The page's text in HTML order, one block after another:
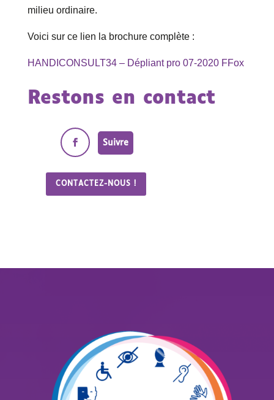
milieu ordinaire.
Voici sur ce lien la brochure complète :
HANDICONSULT34 – Dépliant pro 07-2020 FFox
Restons en contact
Suivre
CONTACTEZ-NOUS !